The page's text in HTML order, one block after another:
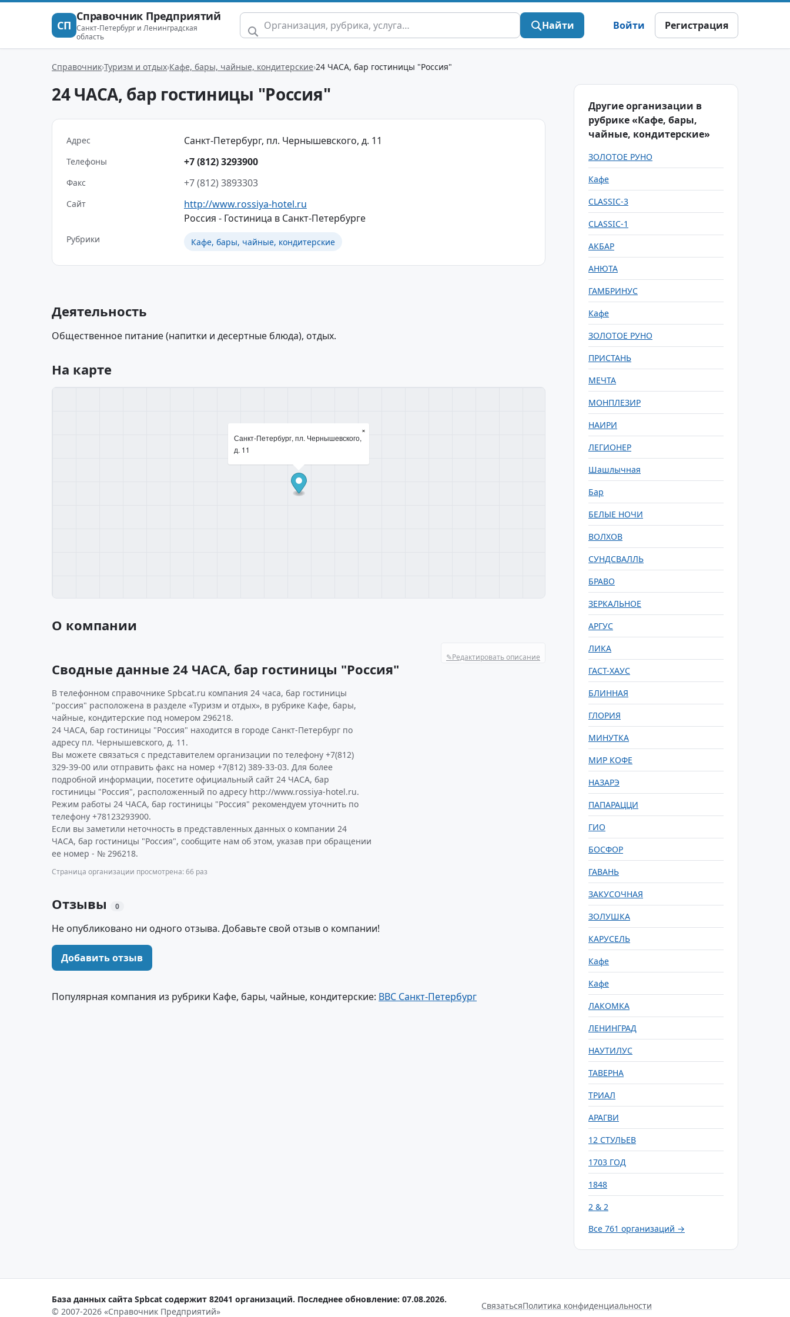
СП
Справочник Предприятий
Санкт-Петербург и Ленинградская
область
Найти Войти Регистрация
Справочник Туризм и отдых Кафе, бары, чайные, кондитерские 24 ЧАСА, бар гостиницы "Россия"
24 ЧАСА, бар гостиницы "Россия"
Адрес Санкт-Петербург, пл. Чернышевского, д. 11
Телефоны +7 (812) 3293900
Факс +7 (812) 3893303
Сайт
http://www.rossiya-hotel.ru
Россия - Гостиница в Санкт-Петербурге
Рубрики Кафе, бары, чайные, кондитерские
Деятельность
Общественное питание (напитки и десертные блюда), отдых.
На карте
Санкт-Петербург, пл. Чернышевского,
д. 11
×
О компании
✎Редактировать описание
Сводные данные 24 ЧАСА, бар гостиницы "Россия"
В телефонном справочнике Spbcat.ru компания 24 часа, бар гостиницы
"россия" расположена в разделе «Туризм и отдых», в рубрике Кафе, бары,
чайные, кондитерские под номером 296218.
24 ЧАСА, бар гостиницы "Россия" находится в городе Санкт-Петербург по
адресу пл. Чернышевского, д. 11.
Вы можете связаться с представителем организации по телефону +7(812)
329-39-00 или отправить факс на номер +7(812) 389-33-03. Для более
подробной информации, посетите официальный сайт 24 ЧАСА, бар
гостиницы "Россия", расположенный по адресу http://www.rossiya-hotel.ru.
Режим работы 24 ЧАСА, бар гостиницы "Россия" рекомендуем уточнить по
телефону +78123293900.
Если вы заметили неточность в представленных данных о компании 24
ЧАСА, бар гостиницы "Россия", сообщите нам об этом, указав при обращении
ее номер - № 296218.
Страница организации просмотрена: 66 раз
Отзывы 0
Не опубликовано ни одного отзыва. Добавьте свой отзыв о компании!
Добавить отзыв
Популярная компания из рубрики Кафе, бары, чайные, кондитерские: ВВС Санкт-Петербург
Другие организации в
рубрике «Кафе, бары,
чайные, кондитерские»
ЗОЛОТОЕ РУНО
Кафе
CLASSIC-3
CLASSIC-1
АКБАР
АНЮТА
ГАМБРИНУС
Кафе
ЗОЛОТОЕ РУНО
ПРИСТАНЬ
МЕЧТА
МОНПЛЕЗИР
НАИРИ
ЛЕГИОНЕР
Шашлычная
Бар
БЕЛЫЕ НОЧИ
ВОЛХОВ
СУНДСВАЛЛЬ
БРАВО
ЗЕРКАЛЬНОЕ
АРГУС
ЛИКА
ГАСТ-ХАУС
БЛИННАЯ
ГЛОРИЯ
МИНУТКА
МИР КОФЕ
НАЗАРЭ
ПАПАРАЦЦИ
ГИО
БОСФОР
ГАВАНЬ
ЗАКУСОЧНАЯ
ЗОЛУШКА
КАРУСЕЛЬ
Кафе
Кафе
ЛАКОМКА
ЛЕНИНГРАД
НАУТИЛУС
ТАВЕРНА
ТРИАЛ
АРАГВИ
12 СТУЛЬЕВ
1703 ГОД
1848
2 & 2
Все 761 организаций →
База данных сайта Spbcat содержит 82041 организаций. Последнее обновление: 07.08.2026.
© 2007-2026 «Справочник Предприятий»
СвязатьсяПолитика конфиденциальности